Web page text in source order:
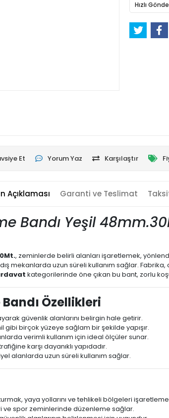
Hızlı
Et Yorum Yaz Karşılaştır
Açıklaması Garanti ve Teslimat
Bandı Yeşil 48mm.
, zeminlerde belirli alanları işaretlemek,
mekanlarda uzun süreli kullanım sağlar.
kategorilerinde öne çıkan bu bant, zorlu
Bandı Özellikleri
güvenlik alanlarını belirgin hale getirir.
gibi birçok yüzeye sağlam bir şekilde yapışır.
verimli kullanım için ideal ölçüler sunar.
karşı dayanıklı yapıdadır.
alanlarda uzun süreli kullanım sağlar.
yaya yollarını ve tehlikeli bölgeleri
ve spor zeminlerinde düzenleme sağlar.